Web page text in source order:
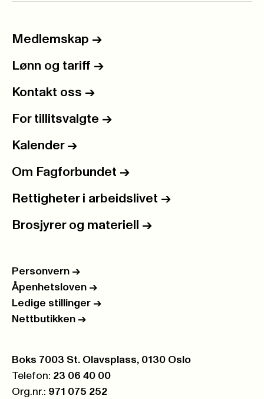
Medlemskap ->
Lønn og tariff ->
Kontakt oss ->
For tillitsvalgte ->
Kalender ->
Om Fagforbundet ->
Rettigheter i arbeidslivet ->
Brosjyrer og materiell ->
Personvern ->
Åpenhetsloven ->
Ledige stillinger ->
Nettbutikken ->
Postboks:
Boks 7003 St. Olavsplass, 0130 Oslo
Telefon: 23 06 40 00
Org.nr.: 971 075 252